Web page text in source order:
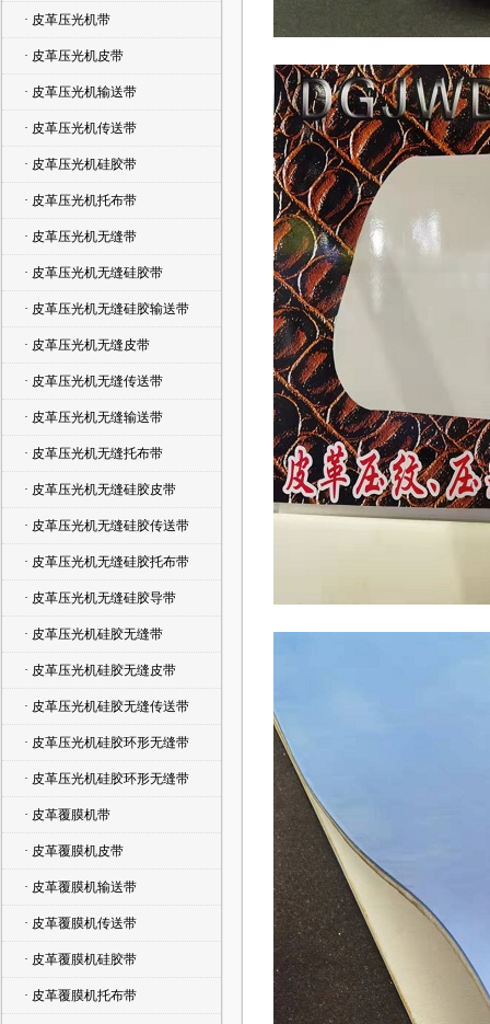
· 皮革压光机带
· 皮革压光机皮带
· 皮革压光机输送带
· 皮革压光机传送带
· 皮革压光机硅胶带
· 皮革压光机托布带
· 皮革压光机无缝带
· 皮革压光机无缝硅胶带
· 皮革压光机无缝硅胶输送带
· 皮革压光机无缝皮带
· 皮革压光机无缝传送带
· 皮革压光机无缝输送带
· 皮革压光机无缝托布带
· 皮革压光机无缝硅胶皮带
· 皮革压光机无缝硅胶传送带
· 皮革压光机无缝硅胶托布带
· 皮革压光机无缝硅胶导带
· 皮革压光机硅胶无缝带
· 皮革压光机硅胶无缝皮带
· 皮革压光机硅胶无缝传送带
· 皮革压光机硅胶环形无缝带
· 皮革压光机硅胶环形无缝带
· 皮革覆膜机带
· 皮革覆膜机皮带
· 皮革覆膜机输送带
· 皮革覆膜机传送带
· 皮革覆膜机硅胶带
· 皮革覆膜机托布带